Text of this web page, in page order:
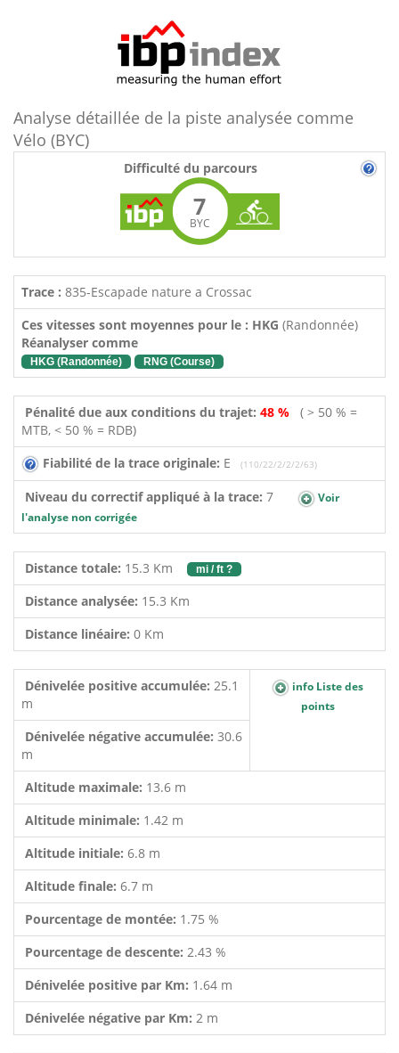
Analyse détaillée de la piste analysée comme
Vélo (BYC)
Difficulté du parcours
7
BYC
Trace : 835-Escapade nature a Crossac
Ces vitesses sont moyennes pour le : HKG (Randonnée)
Réanalyser comme
HKG (Randonnée) RNG (Course)
Pénalité due aux conditions du trajet: 48 % ( > 50 % =
MTB, < 50 % = RDB)
Fiabilité de la trace originale: E (110/22/2/2/2/63)
Niveau du correctif appliqué à la trace: 7
Voir
l'analyse non corrigée
Distance totale: 15.3 Km mi / ft ?
Distance analysée: 15.3 Km
Distance linéaire: 0 Km
Dénivelée positive accumulée: 25.1
m
info Liste des
points
Dénivelée négative accumulée: 30.6
m
Altitude maximale: 13.6 m
Altitude minimale: 1.42 m
Altitude initiale: 6.8 m
Altitude finale: 6.7 m
Pourcentage de montée: 1.75 %
Pourcentage de descente: 2.43 %
Dénivelée positive par Km: 1.64 m
Dénivelée négative par Km: 2 m